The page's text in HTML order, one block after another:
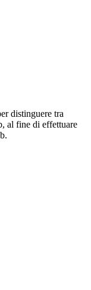
distinguere tra
al fine di effettuare